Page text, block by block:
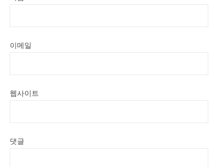
이메일
웹사이트
댓글